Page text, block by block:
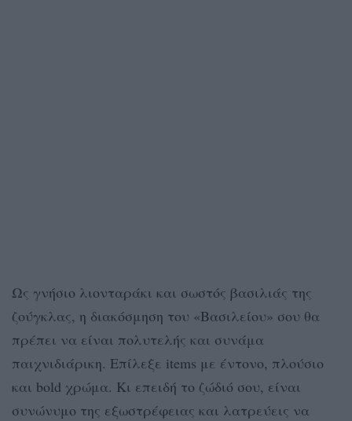
Ως γνήσιο λιονταράκι και σωστός βασιλιάς της
ζούγκλας, η διακόσμηση του «Βασιλείου» σου θα
πρέπει να είναι πολυτελής και συνάμα
παιχνιδιάρικη. Επίλεξε items με έντονο, πλούσιο
και bold χρώμα. Κι επειδή το ζώδιό σου, είναι
συνώνυμο της εξωστρέφειας και λατρεύεις να